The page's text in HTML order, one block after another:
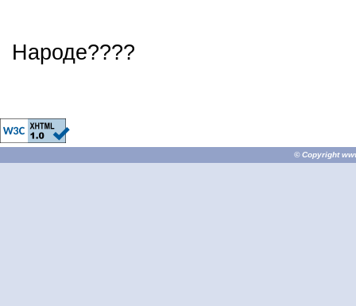
Народе????
© Copyright